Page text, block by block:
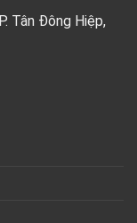
Tân Đông Hiệp,